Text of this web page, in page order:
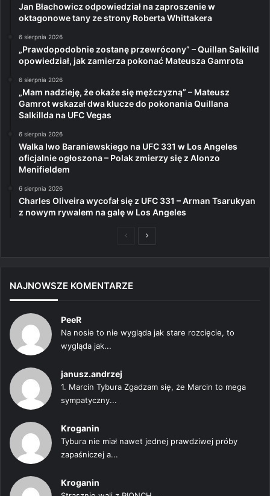
Jan Błachowicz odpowiedział na zaproszenie w
oktagonowe tany ze strony Roberta Whittakera
6 sierpnia 2026
„Prawdopodobnie zostanę przewrócony” – Quillan Salkilld
opowiedział, jak zamierza pokonać Mateusza Gamrota
6 sierpnia 2026
„Mam nadzieję, że okaże się mężczyzną” – Mateusz
Gamrot wskazał dwa klucze do pokonania Quillana
Salkillda na UFC Vegas
6 sierpnia 2026
Walka Iwo Baraniewskiego na UFC 331 w Los Angeles
oficjalnie ogłoszona – Polak zmierzy się z Alonzo
Menifieldem
6 sierpnia 2026
Charles Oliveira wycofał się z UFC 331 – Arman Tsarukyan
z nowym rywalem na galę w Los Angeles
PoprzedniaNastępna
NAJNOWSZE KOMENTARZE
PeeR
Na nosie to nie wygląda jak stare rozcięcie, to
wygląda jak...
janusz.andrzej
1. Marcin Tybura Zgadzam się, że Marcin to mega
sympatyczny...
Kroganin
Tybura nie miał nawet jednej prawdziwej próby
zapaśniczej a...
Kroganin